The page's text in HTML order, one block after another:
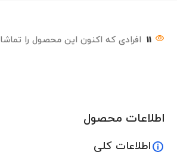
11 افرادی که اکنون این محصول را
اطلاعات محصول
اطلاعات کلی